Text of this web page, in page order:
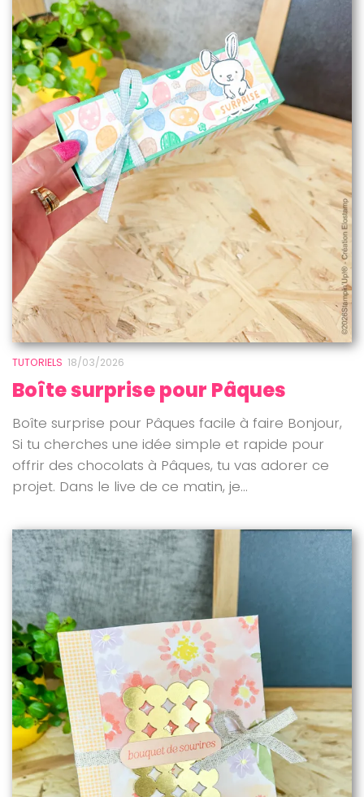
TUTORIELS 18/03/2026
Boîte surprise pour Pâques
Boîte surprise pour Pâques facile à faire Bonjour,
Si tu cherches une idée simple et rapide pour
offrir des chocolats à Pâques, tu vas adorer ce
projet. Dans le live de ce matin, je...